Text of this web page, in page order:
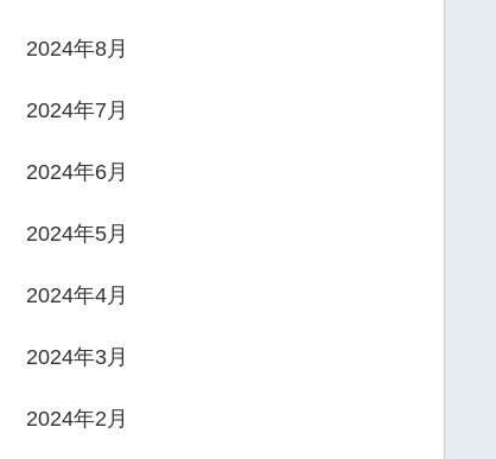
2024年8月
2024年7月
2024年6月
2024年5月
2024年4月
2024年3月
2024年2月